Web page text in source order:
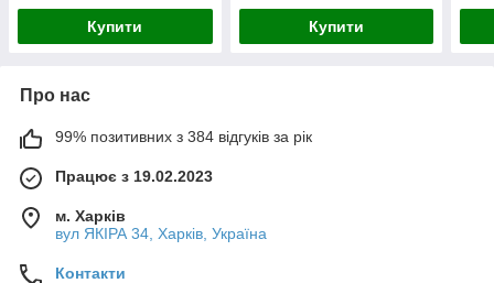
Купити Купити
Про нас
99% позитивних з 384 відгуків за рік
Працює з 19.02.2023
м. Харків
вул ЯКІРА 34, Харків, Україна
Контакти